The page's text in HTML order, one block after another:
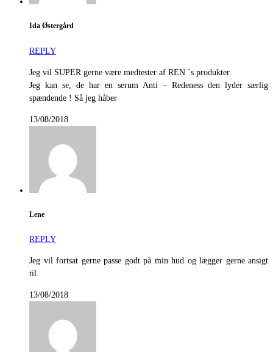
Ida Østergård
REPLY
Jeg vil SUPER gerne være medtester af REN `s produkter.
Jeg kan se, de har en serum Anti – Redeness den lyder særlig
spændende ! Så jeg håber
13/08/2018
Lene
REPLY
Jeg vil fortsat gerne passe godt på min hud og lægger gerne ansigt
til.
13/08/2018